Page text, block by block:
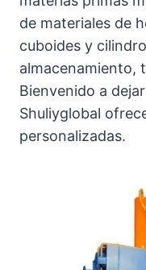
de materiales de
cuboides y
almacenamiento,
Bienvenido a
Shuliyglobal
personalizadas.